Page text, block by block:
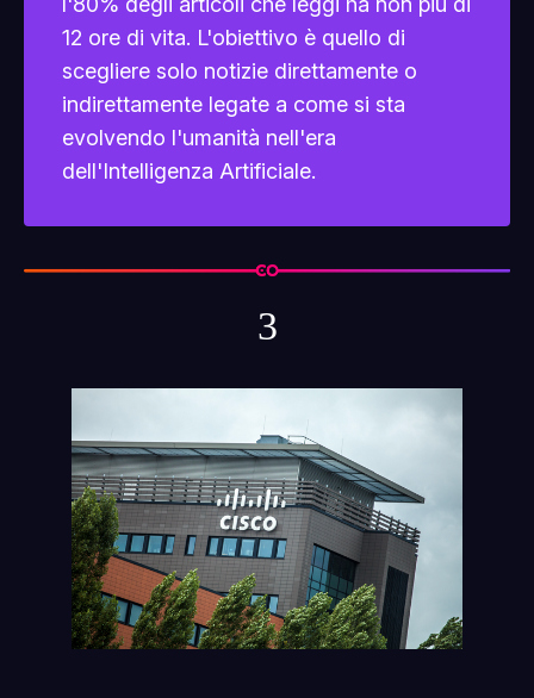
12 ore di vita. L'obiettivo è quello di
scegliere solo notizie direttamente o
indirettamente legate a come si sta
evolvendo l'umanità nell'era
dell'Intelligenza Artificiale.
3